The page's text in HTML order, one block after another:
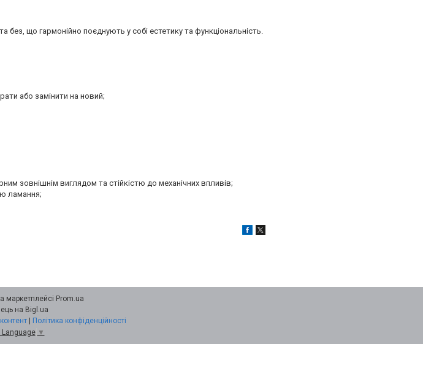
що гармонійно поєднують у собі естетику та функціональність.
або замінити на новий;
зовнішнім виглядом та стійкістю до механічних впливів;
ламання;
маркетплейсі Prom.ua
на Bigl.ua
Політика конфіденційності
▼